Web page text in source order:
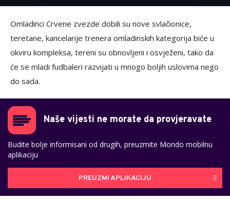
Omladinci Crvene zvezde dobili su nove svlačionice,
teretane, kancelarije trenera omladinskih kategorija biće u
okviru kompleksa, tereni su obnovljeni i osvježeni, tako da
će se mladi fudbaleri razvijati u mnogo boljih uslovima nego
do sada.
Naše vijesti ne morate da provjeravate
Budite bolje informisani od drugih, preuzmite Mondo mobilnu
aplikaciju
PREUZMI APLIKACIJU